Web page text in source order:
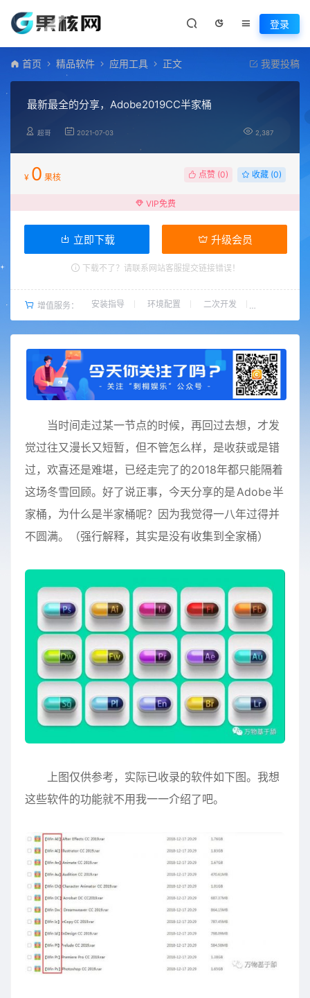
登录
首页 精品软件 应用工具 正文 我要投稿
最新最全的分享，Adobe2019CC半家桶
超哥 2021-07-03 2,387
¥ 0 果核 点赞 (0) 收藏 (0)
VIP免费
立即下载 升级会员
下载不了？请联系网站客服提交链接错误！
增值服务： 安装指导 环境配置 二次开发
当时间走过某一节点的时候，再回过去想，才发
觉过往又漫长又短暂，但不管怎么样，是收获或是错
过，欢喜还是难堪，已经走完了的2018年都只能隔着
这场冬雪回顾。好了说正事，今天分享的是 Adobe半
家桶，为什么是半家桶呢？因为我觉得一八年过得并
不圆满。（强行解释，其实是没有收集到全家桶）
上图仅供参考，实际已收录的软件如下图。我想
这些软件的功能就不用我一一介绍了吧。